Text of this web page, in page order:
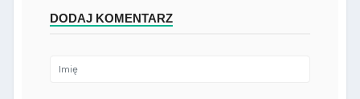
DODAJ KOMENTARZ